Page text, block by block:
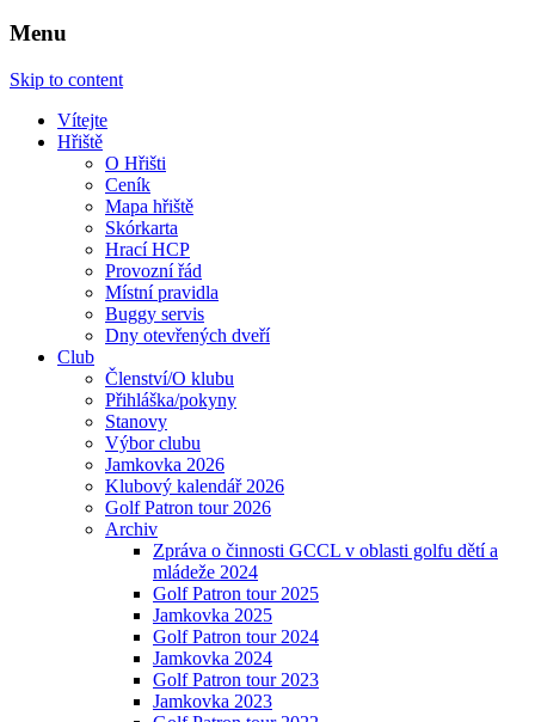
Menu
Skip to content
Vítejte
Hřiště
O Hřišti
Ceník
Mapa hřiště
Skórkarta
Hrací HCP
Provozní řád
Místní pravidla
Buggy servis
Dny otevřených dveří
Club
Členství/O klubu
Přihláška/pokyny
Stanovy
Výbor clubu
Jamkovka 2026
Klubový kalendář 2026
Golf Patron tour 2026
Archiv
Zpráva o činnosti GCCL v oblasti golfu dětí a
mládeže 2024
Golf Patron tour 2025
Jamkovka 2025
Golf Patron tour 2024
Jamkovka 2024
Golf Patron tour 2023
Jamkovka 2023